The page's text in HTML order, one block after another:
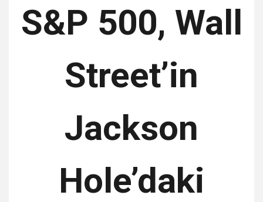
S&P 500, Wall
Street’in
Jackson
Hole’daki